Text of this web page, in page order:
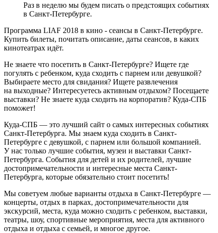
Раз в неделю мы будем писать о предстоящих событиях
в Санкт-Петербурге.
Программа LIAF 2018 в кино - сеансы в Санкт-Петербурге.
Купить билеты, почитать описание, даты сеансов, в каких
кинотеатрах идёт.
Не знаете что посетить в Санкт-Петербурге? Ищете где
погулять с ребенком, куда сходить с парнем или девушкой?
Выбираете место для свидания? Ищете развлечения
на выходные? Интересуетесь активным отдыхом? Посещаете
выставки? Не знаете куда сходить на корпоратив? Куда-СПБ
поможет!
Куда-СПБ — это лучший сайт о самых интересных событиях
Санкт-Петербурга. Мы знаем куда сходить в Санкт-
Петербурге с девушкой, с парнем или большой компанией.
У нас только лучшие события, музеи и выставки Санкт-
Петербурга. События для детей и их родителей, лучшие
достопримечательности и интересные места Санкт-
Петербурга, которые обязательно стоит посетить!
Мы советуем любые варианты отдыха в Санкт-Петербурге —
концерты, отдых в парках, достопримечательности для
экскурсий, места, куда можно сходить с ребенком, выставки,
театры, шоу, спортивные мероприятия, места для активного
отдыха и отдыха с семьей, и многое другое.